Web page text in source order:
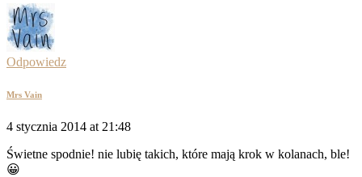
Odpowiedz
Mrs Vain
4 stycznia 2014 at 21:48
Świetne spodnie! nie lubię takich, które mają krok w kolanach, ble!
😀